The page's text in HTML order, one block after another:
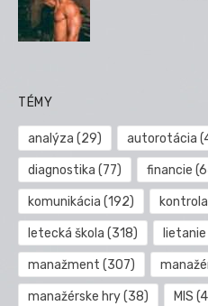
TÉMY
analýza (29) autorotácia
diagnostika (77) financie
komunikácia (192) kontrola
letecká škola (318) lietanie
manažment (307)
manažérske hry(38) MIS